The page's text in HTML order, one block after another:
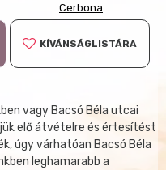
Cerbona
KÍVÁNSÁGLISTÁRA
vagy Bacsó Béla utcai
elő átvételre és értesítést
úgy várhatóan Bacsó Béla
leghamarabb a